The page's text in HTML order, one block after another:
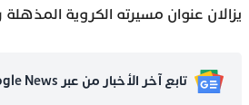
يزالان عنوان مسيرته الكروية
تابع آخر الأخبار من عبر Google News